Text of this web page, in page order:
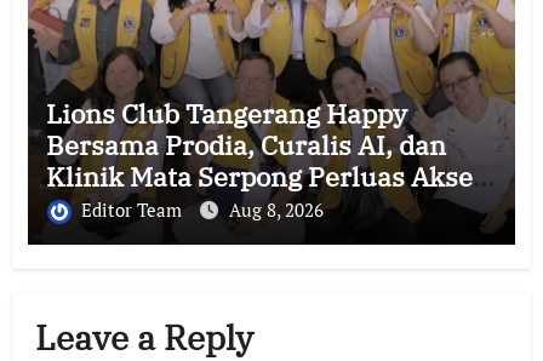
Lions Club Tangerang Happy
Bersama Prodia, Curalis AI, dan
Klinik Mata Serpong Perluas Akses
Layanan Kesehatan Preventif
melalui Bakti Sosial Kesehatan
Editor Team Aug 8, 2026
Leave a Reply